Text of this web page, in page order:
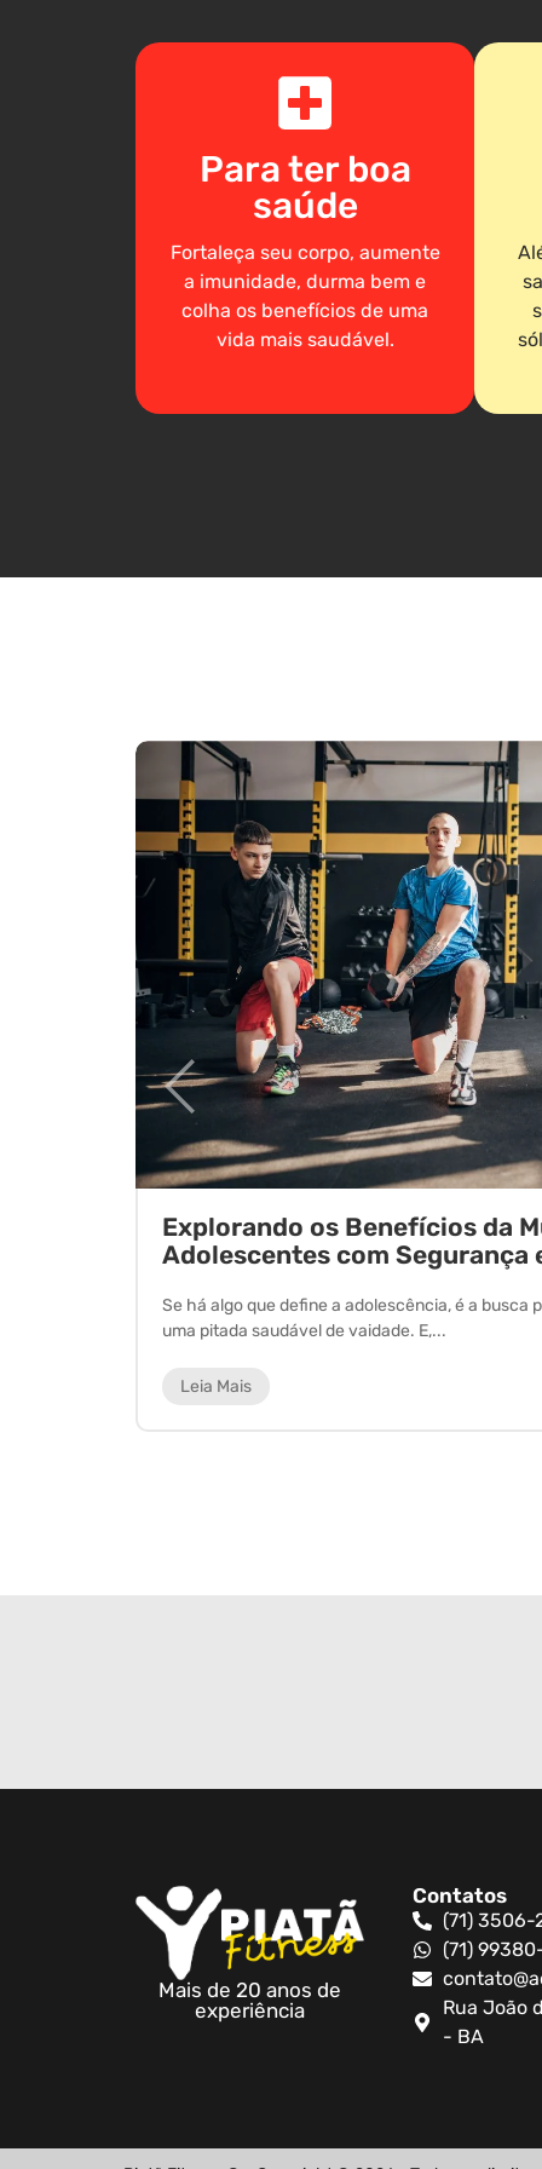
Para ter boa
saúde
Fortaleça seu corpo, aumente
a imunidade, durma bem e
colha os benefícios de uma
vida mais saudável.
Explorando os Benefícios da
Adolescentes com Segurança
Se há algo que define a adolescência, é a busca
uma pitada saudável de vaidade. E,...
Leia Mais
Mais de 20 anos de
experiência
Contatos
(71) 3506-
(71)
Rua João
- BA